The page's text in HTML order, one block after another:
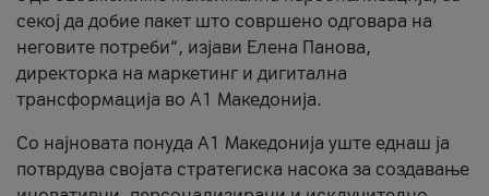
секој да добие пакет што совршено одговара на
неговите потреби“, изјави Елена Панова,
директорка на маркетинг и дигитална
трансформација во А1 Македонија.
Со најновата понуда А1 Македонија уште еднаш ја
потврдува својата стратегиска насока за создавање